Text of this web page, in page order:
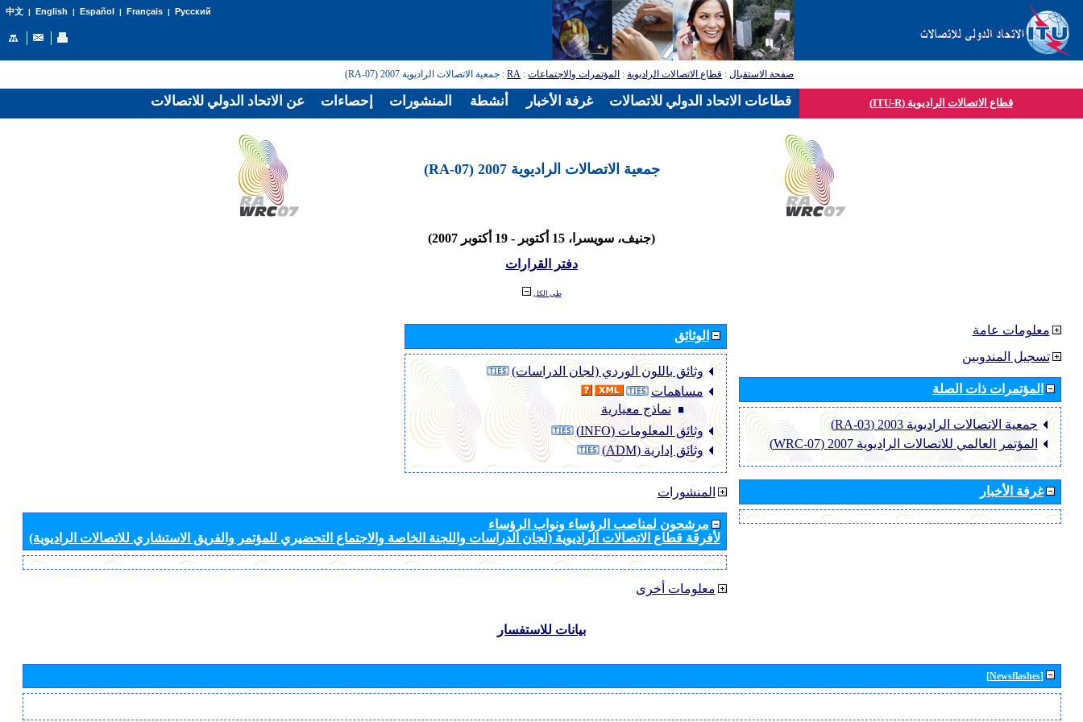
中文| English | Español | Français| Русский
صفحة الاستقبال: قطاع الاتصالات الراديوية: المؤتمرات والاجتماعات:
RA: جمعية الاتصالات الراديوية 2007 (RA-07)
قطاع الاتصالات الراديوية (ITU-R)
جمعية الاتصالات الراديوية 2007 (RA-07)
(جنيف، سويسرا، 15 أكتوبر - 19 أكتوبر 2007)
دفتر القرارات
طي الكل
الوثائق
وثائق باللون الوردي (لجان الدراسات)
مساهمات
نماذج معيارية
وثائق المعلومات (INFO)
وثائق إدارية (ADM)
المنشورات
مرشحون لمناصب الرؤساء ونواب الرؤساء
لأفرقة قطاع الاتصالات الراديوية (لجان الدراسات واللجنة الخاصة والاجتماع التحضيري للمؤتمر والفريق الاستشاري للاتصالات الراديوية)
معلومات أخرى
معلومات عامة
تسجيل المندوبين
المؤتمرات ذات الصلة
جمعية الاتصالات الراديوية 2003 (RA-03)
المؤتمر العالمي للاتصالات الراديوية 2007 (WRC-07)
غرفة الأخبار
بيانات للاستفسار
[Newsflashes]
عن الاتحاد الدولي للاتصالات إحصاءات المنشورات أنشطة غرفة الأخبار قطاعات الاتحاد الدولي للاتصالات